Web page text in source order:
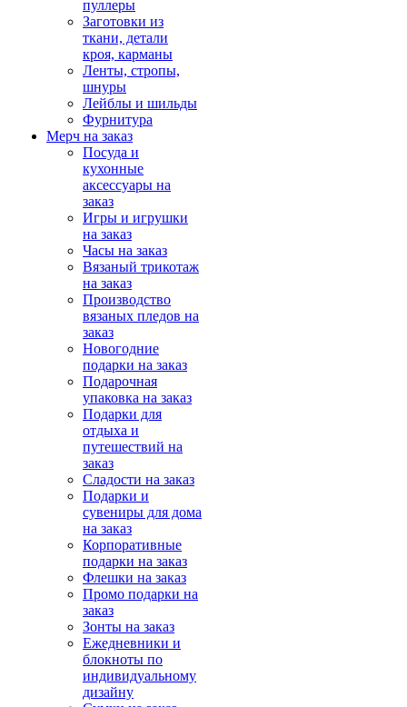
пуллеры
Заготовки из
ткани, детали
кроя, карманы
Ленты, стропы,
шнуры
Лейблы и шильды
Фурнитура
Мерч на заказ
Посуда и
кухонные
аксессуары на
заказ
Игры и игрушки
на заказ
Часы на заказ
Вязаный трикотаж
на заказ
Производство
вязаных пледов на
заказ
Новогодние
подарки на заказ
Подарочная
упаковка на заказ
Подарки для
отдыха и
путешествий на
заказ
Сладости на заказ
Подарки и
сувениры для дома
на заказ
Корпоративные
подарки на заказ
Флешки на заказ
Промо подарки на
заказ
Зонты на заказ
Ежедневники и
блокноты по
индивидуальному
дизайну